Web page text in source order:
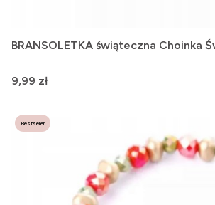
BRANSOLETKA świąteczna Choinka
Cena
9,99 zł
Bestseller